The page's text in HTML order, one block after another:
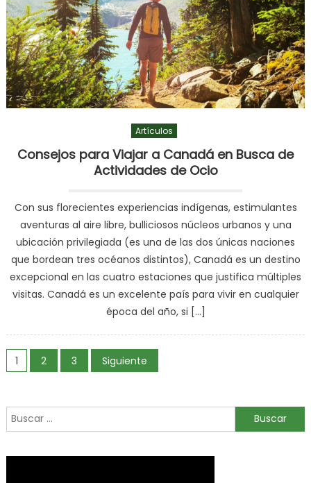
Artículos
Consejos para Viajar a Canadá en Busca de
Actividades de Ocio
Con sus florecientes experiencias indígenas, estimulantes
aventuras al aire libre, bulliciosos núcleos urbanos y una
ubicación privilegiada (es una de las dos únicas naciones
que bordean tres océanos distintos), Canadá es un destino
excepcional en las cuatro estaciones que justifica múltiples
visitas. Canadá es un excelente país para vivir en cualquier
época del año, si […]
Paginación
entradas
1 2 3 Siguiente
Buscar: